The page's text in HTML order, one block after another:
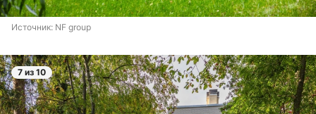
Источник: NF group
7 из 10